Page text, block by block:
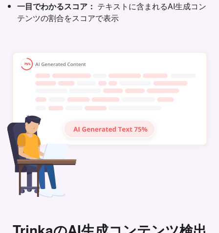
一目でわかるスコア： テキストに含まれるAI生成コン
テンツの割合をスコアで表示